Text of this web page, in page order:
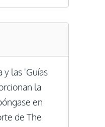
y las 'Guías
la
en
de The